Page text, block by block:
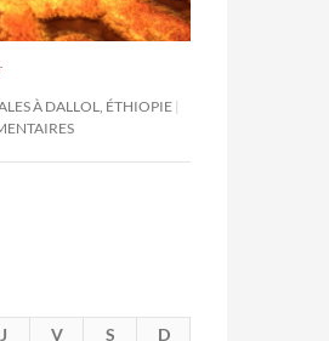
À DALLOL, ÉTHIOPIE
J V S
D